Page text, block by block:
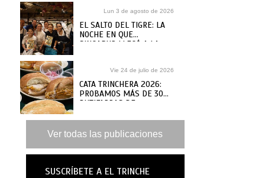
Lun 3 de agosto de 2026
EL SALTO DEL TIGRE: LA
NOCHE EN QUE
SINGAPUR LLEGÓ A LA
Vie 24 de julio de 2026
CATA TRINCHERA 2026:
PROBAMOS MÁS DE 30
BUTIFARRAS DE
DE ANTAÑO PARA ELEGIR
LAS MEJORES
Ver todas las publicaciones
SUSCRÍBETE A EL TRINCHE